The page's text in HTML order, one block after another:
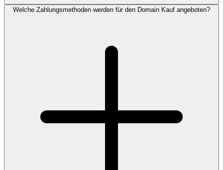
Welche Zahlungsmethoden werden für den Domain Kauf angeboten?